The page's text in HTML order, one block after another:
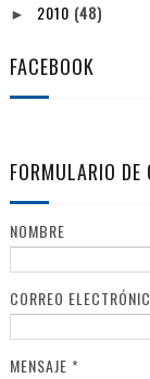
► 2010 (48)
FACEBOOK
FORMULARIO DE
NOMBRE
CORREO
MENSAJE *